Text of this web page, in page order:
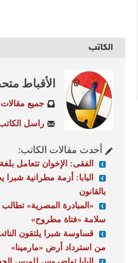
الكاتب
الأقباط
جميع مقالات
راسل
أحدث مقالات الكاتب:
الفقى: الإخوان تتعامل
البابا: أزمة مطرانية
بالقانون
«المبادرة المصرية» تطالب
سلامة «فتاة مطروح»
قساوسة شبرا يلتقون
من استرداد أرض «مارمينا»